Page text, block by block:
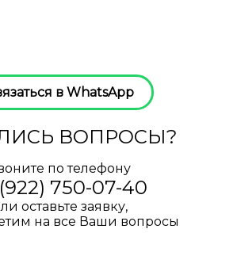
в WhatsApp
ВОПРОСЫ?
по телефону
750-07-40
оставьте заявку,
на все Ваши вопросы